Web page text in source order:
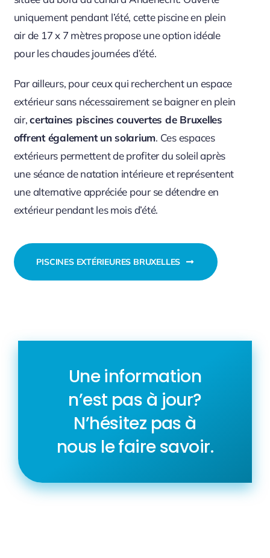
uniquement pendant l’été, cette piscine en plein
air de 17 x 7 mètres propose une option idéale
pour les chaudes journées d’été.
Par ailleurs, pour ceux qui recherchent un espace
extérieur sans nécessairement se baigner en plein
air,certaines piscines couvertes de Bruxelles
offrent également un solarium. Ces espaces
extérieurs permettent de profiter du soleil après
une séance de natation intérieure et représentent
une alternative appréciée pour se détendre en
extérieur pendant les mois d’été.
PISCINES EXTÉRIEURES BRUXELLES
Une information
n’est pas à jour?
N’hésitez pas à
nous le faire savoir.